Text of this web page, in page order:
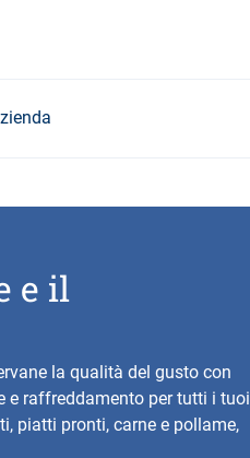
e il
la qualità del gusto con
e raffreddamento per tutti i tuoi
piatti pronti, carne e pollame,